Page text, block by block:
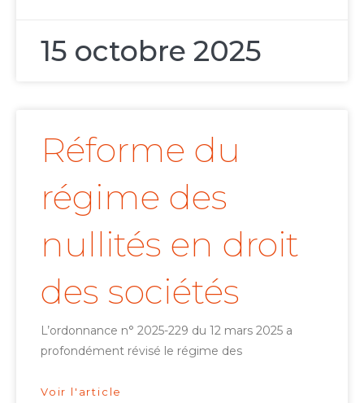
15 octobre 2025
Réforme du
régime des
nullités en droit
des sociétés
L’ordonnance n° 2025-229 du 12 mars 2025 a
profondément révisé le régime des
Voir l'article